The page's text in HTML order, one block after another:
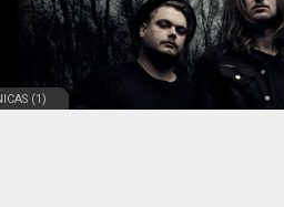
(1)